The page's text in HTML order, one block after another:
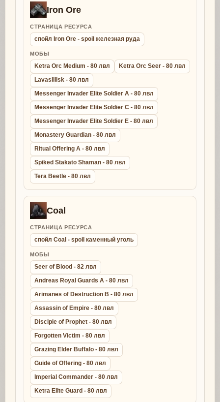
Iron Ore
СТРАНИЦА РЕСУРСА
спойл Iron Ore - spoil железная руда
МОБЫ
Ketra Orc Medium - 80 лвл
Ketra Orc Seer - 80 лвл
Lavasillisk - 80 лвл
Messenger Invader Elite Soldier A - 80 лвл
Messenger Invader Elite Soldier C - 80 лвл
Messenger Invader Elite Soldier E - 80 лвл
Monastery Guardian - 80 лвл
Ritual Offering A - 80 лвл
Spiked Stakato Shaman - 80 лвл
Tera Beetle - 80 лвл
Coal
СТРАНИЦА РЕСУРСА
спойл Coal - spoil каменный уголь
МОБЫ
Seer of Blood - 82 лвл
Andreas Royal Guards A - 80 лвл
Arimanes of Destruction B - 80 лвл
Assassin of Empire - 80 лвл
Disciple of Prophet - 80 лвл
Forgotten Victim - 80 лвл
Grazing Elder Buffalo - 80 лвл
Guide of Offering - 80 лвл
Imperial Commander - 80 лвл
Ketra Elite Guard - 80 лвл